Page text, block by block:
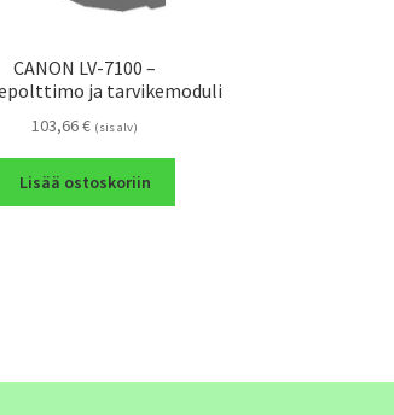
CANON LV-7100 –
ja tarvikemoduli
103,66€ (sis alv)
Lisää ostoskoriin